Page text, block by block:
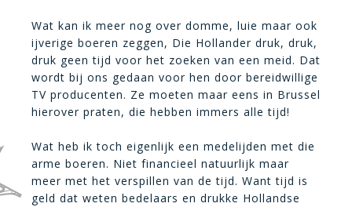
Wat kan ik meer nog over domme, luie maar ook
ijverige boeren zeggen, Die Hollander druk, druk,
druk geen tijd voor het zoeken van een meid. Dat
wordt bij ons gedaan voor hen door bereidwillige
TV producenten. Ze moeten maar eens in Brussel
hierover praten, die hebben immers alle tijd!
Wat heb ik toch eigenlijk een medelijden met die
arme boeren. Niet financieel natuurlijk maar
meer met het verspillen van de tijd. Want tijd is
geld dat weten bedelaars en drukke Hollandse